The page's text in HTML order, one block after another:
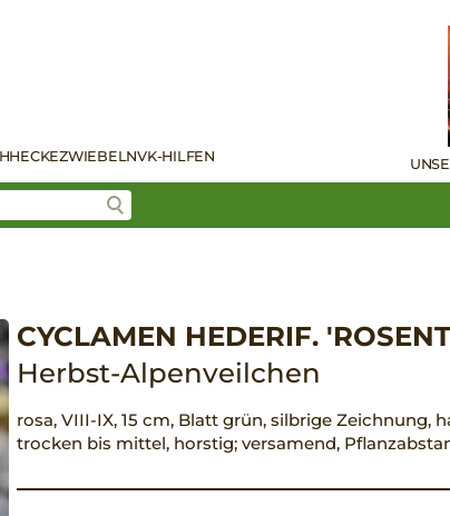
HECKEZWIEBELNVK-HILFEN
CYCLAMEN HEDERIF.
Herbst-Alpenveilchen
rosa, VIII-IX, 15 cm, Blatt grün, silbrige Zeichnung,
trocken bis mittel, horstig; versamend,